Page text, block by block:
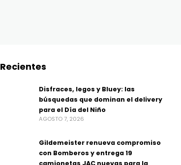
Recientes
Disfraces, legos y Bluey: las
búsquedas que dominan el delivery
para el Día del Niño
AGOSTO 7, 2026
Gildemeister renueva compromiso
con Bomberos y entrega 19